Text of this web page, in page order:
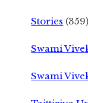
Stories (359)
Swami
Swami